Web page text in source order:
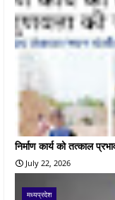
निर्माण कार्य को तत्काल
July 22, 2026
मध्यप्रदेश